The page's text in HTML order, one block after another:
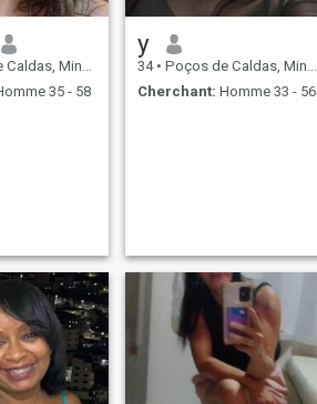
Minas Gerais, Brésil
35 - 58
y
34 • Poços de Caldas, Minas Gerais, Brésil
Cherchant: Homme 33 - 56